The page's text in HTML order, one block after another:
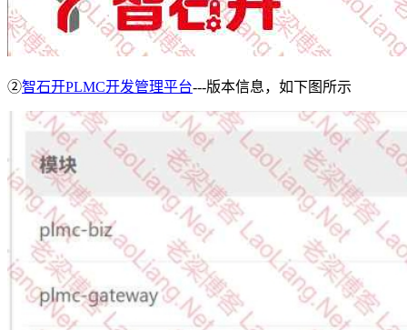
②智石开PLMC开发管理平台---版本信息，如下图所示